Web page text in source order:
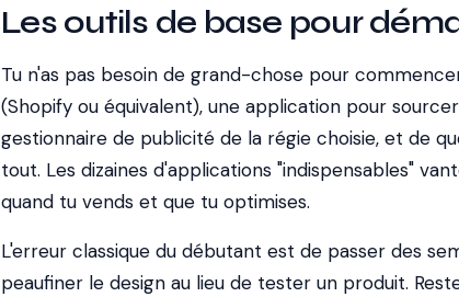
Les outils de base pour
Tu n'as pas besoin de grand-chose pour
(Shopify ou équivalent), une application pour
gestionnaire de publicité de la régie choisie, et de
tout. Les dizaines d'applications "indispensables"
quand tu vends et que tu optimises.
L'erreur classique du débutant est de passer des
peaufiner le design au lieu de tester un produit.